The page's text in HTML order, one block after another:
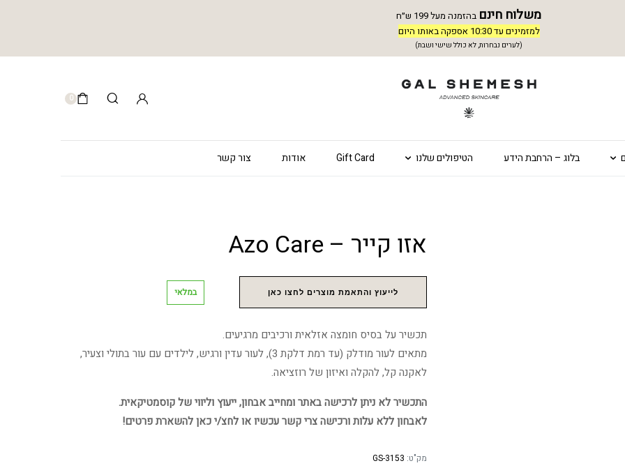
משלוח חינם בהזמנה מעל 199 ש״ח
למזמינים עד 10:30 אספקה באותו היום
(לערים נבחרות, לא כולל שישי ושבת)
0
בלוג – הרחבת הידע הטיפולים שלנו Gift Card אודות צור קשר
אזו קייר – Azo Care
לייעוץ והתאמת מוצרים לחצו כאן במלאי
תכשיר על בסיס חומצה אזלאית ורכיבים מרגיעים.
מתאים לעור מודלק (עד רמת דלקת 3), לעור עדין ורגיש, לילדים עם עור בתולי וצעיר,
לאקנה קל, להקלה ואיזון של רוזציאה.
התכשיר לא ניתן לרכישה באתר ומחייב אבחון, ייעוץ וליווי של קוסמטיקאית.
לאבחון ללא עלות ורכישה צרי קשר עכשיו או לחצ/י כאן להשארת פרטים!
מק"ט: GS-3153